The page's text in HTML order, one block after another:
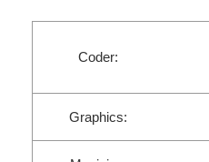
Coder:
Graphics: